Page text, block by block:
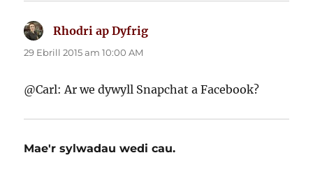
Rhodri ap Dyfrig
29 Ebrill 2015 am 10:00 AM
@Carl: Ar we dywyll Snapchat a Facebook?
Mae'r sylwadau wedi cau.